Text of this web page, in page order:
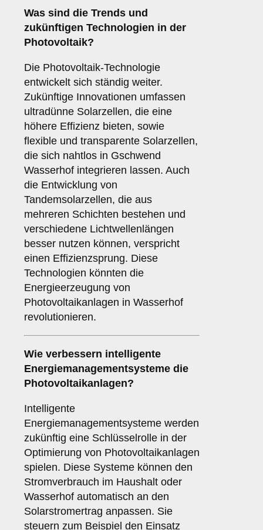
Was sind die Trends und
zukünftigen Technologien in der
Photovoltaik?
Die Photovoltaik-Technologie
entwickelt sich ständig weiter.
Zukünftige Innovationen umfassen
ultradünne Solarzellen, die eine
höhere Effizienz bieten, sowie
flexible und transparente Solarzellen,
die sich nahtlos in Gschwend
Wasserhof integrieren lassen. Auch
die Entwicklung von
Tandemsolarzellen, die aus
mehreren Schichten bestehen und
verschiedene Lichtwellenlängen
besser nutzen können, verspricht
einen Effizienzsprung. Diese
Technologien könnten die
Energieerzeugung von
Photovoltaikanlagen in Wasserhof
revolutionieren.
Wie verbessern intelligente
Energiemanagementsysteme die
Photovoltaikanlagen?
Intelligente
Energiemanagementsysteme werden
zukünftig eine Schlüsselrolle in der
Optimierung von Photovoltaikanlagen
spielen. Diese Systeme können den
Stromverbrauch im Haushalt oder
Wasserhof automatisch an den
Solarstromertrag anpassen. Sie
steuern zum Beispiel den Einsatz